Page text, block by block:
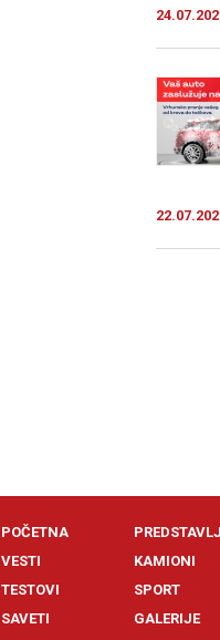
POČETNA
VESTI
TESTOVI
SAVETI
KAMIONI
SPORT
GALERIJE